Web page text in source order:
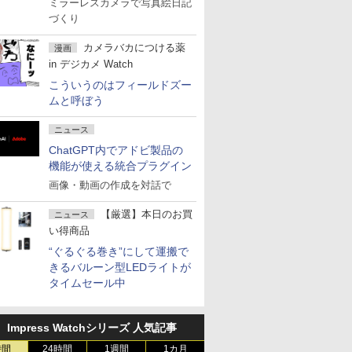
ミラーレスカメラで写真絵日記
づくり
漫画
カメラバカにつける薬
in デジカメ Watch
こういうのはフィールドズー
ムと呼ぼう
ニュース
ChatGPT内でアドビ製品の
機能が使える統合プラグイン
画像・動画の作成を対話で
ニュース
【厳選】本日のお買
い得商品
“ぐるぐる巻き”にして運搬で
きるバルーン型LEDライトが
タイムセール中
Impress Watchシリーズ 人気記事
24時間 1週間 1カ月